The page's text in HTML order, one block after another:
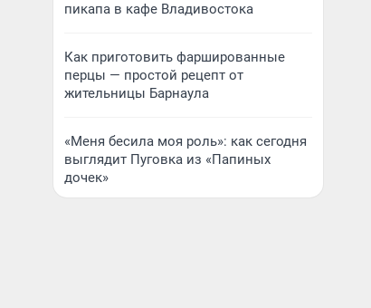
пикапа в кафе Владивостока
Как приготовить фаршированные
перцы — простой рецепт от
жительницы Барнаула
«Меня бесила моя роль»: как сегодня
выглядит Пуговка из «Папиных
дочек»